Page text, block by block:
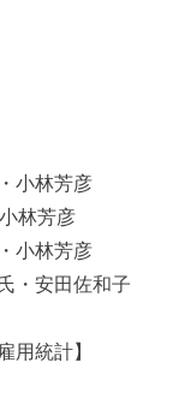
小林芳彦
林芳彦
小林芳彦
・安田佐和子
統計】